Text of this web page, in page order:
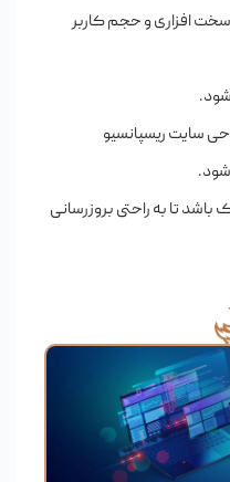
افزاری و حجم کاربر
سایت ریسپانسیو
شود.
تا به راحتی بروزرسانی